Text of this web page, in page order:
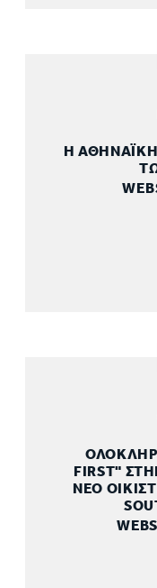
Η ΑΘΗΝΑΪΚΗ
FIRST"
ΝΕΟ